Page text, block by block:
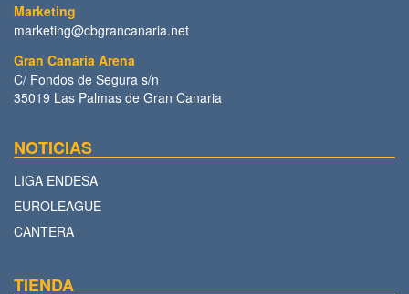
Marketing
marketing@cbgrancanaria.net
Gran Canaria Arena
C/ Fondos de Segura s/n
35019 Las Palmas de Gran Canaria
NOTICIAS
LIGA ENDESA
EUROLEAGUE
CANTERA
TIENDA